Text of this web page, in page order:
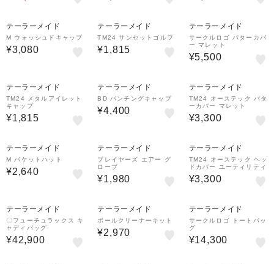
テーラーメイド
M ウォッシュドキャップ
¥3,080
テーラーメイド
TM24 サンセットゴルフ
¥1,815
テーラーメイド
サークルロゴ パターカバ
ー マレット
¥5,500
テーラーメイド
TM24 メタルアイレット
キャップ
¥1,815
テーラーメイド
BD パンチングキャップ
¥4,400
テーラーメイド
TM24 オーステック パタ
ーカバー マレット
¥3,300
テーラーメイド
M バケットハット
¥2,640
テーラーメイド
プレイヤーズ エアー グ
ローブ
¥1,980
テーラーメイド
TM24 オーステック ヘッ
ドカバー ユーティリティ
¥3,300
テーラーメイド
〇フューチュラックス キ
ャディバッグ
¥42,900
テーラーメイド
ボールクリーナーキット
¥2,970
テーラーメイド
サークルロゴ トートバッ
グ
¥14,300